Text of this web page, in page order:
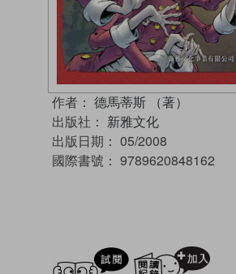
作者： 德馬蒂斯 （著）
出版社： 新雅文化
出版日期： 05/2008
國際書號： 9789620848162
試閲